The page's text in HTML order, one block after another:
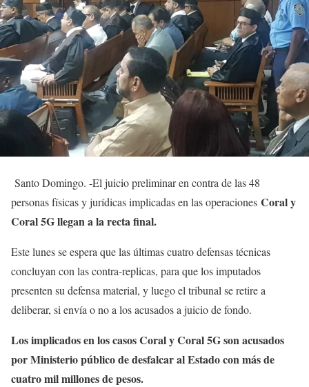
Santo Domingo. -El juicio preliminar en contra de las 48
personas físicas y jurídicas implicadas en las operaciones Coral y
Coral 5G llegan a la recta final.
Este lunes se espera que las últimas cuatro defensas técnicas
concluyan con las contra-replicas, para que los imputados
presenten su defensa material, y luego el tribunal se retire a
deliberar, si envía o no a los acusados a juicio de fondo.
Los implicados en los casos Coral y Coral 5G son acusados
por Ministerio público de desfalcar al Estado con más de
cuatro mil millones de pesos.